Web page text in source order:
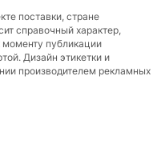
поставки, стране
справочный характер,
моменту публикации
Дизайн этикетки и
производителем рекламных